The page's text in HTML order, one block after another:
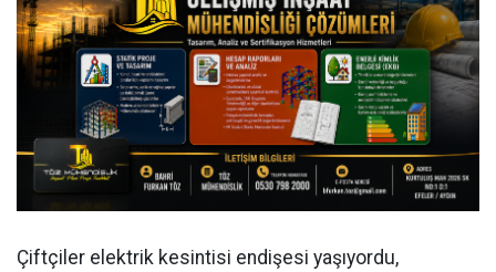
Çiftçiler elektrik kesintisi endişesi yaşıyordu,